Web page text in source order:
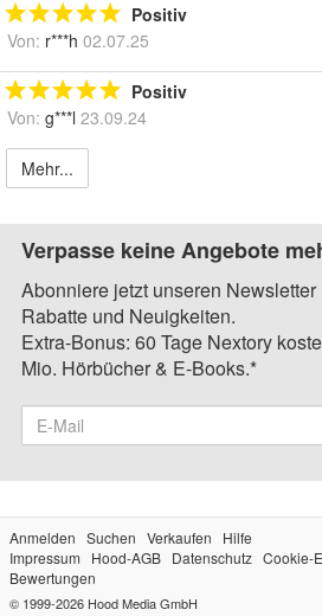
Positiv
Von: r***h 02.07.25
Positiv
Von: g***l 23.09.24
Mehr...
Verpasse keine Angebote
Abonniere jetzt unseren
Rabatte und Neuigkeiten.
Extra-Bonus: 60 Tage Nextory
Mio. Hörbücher & E-Books.*
Anmelden Suchen Verkaufen
Hilfe
Impressum
Hood-AGB Datenschutz Cookie-
Bewertungen
© 1999-2026 Hood Media GmbH